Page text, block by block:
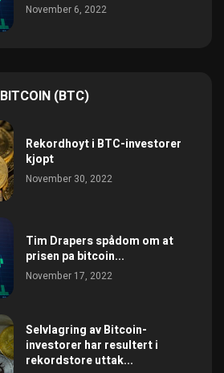
November 6, 2022
BITCOIN (BTC)
Rekordhoyt i BTC-investorer
kjopt
November 30, 2022
Tim Drapers spådom om at
prisen pa bitcoin...
November 17, 2022
Selvlagring av Bitcoin-
investorer har resultert i
rekordstore uttak...